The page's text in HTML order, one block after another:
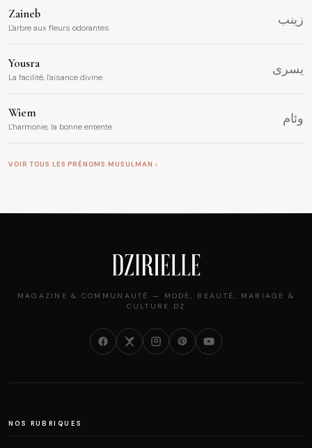
Zaineb
L'arbre aux fleurs odorantes
زينب
Yousra
La facilité, l'aisance divine
يسرى
Wiem
L'harmonie, la bonne entente
وئام
VOIR TOUS LES PRÉNOMS MUSULMAN ›
MAGAZINE & COMMUNAUTÉ — MODE, BEAUTÉ, MARIAGE &
CULTURE DZ
NOS RUBRIQUES